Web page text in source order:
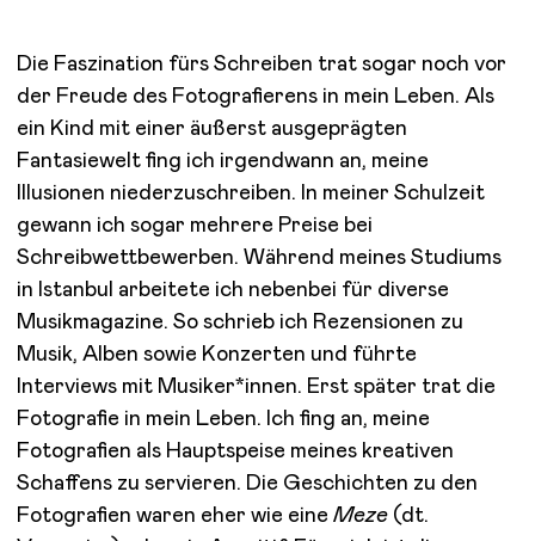
Die Faszination fürs Schreiben trat sogar noch vor
der Freude des Fotografierens in mein Leben. Als
ein Kind mit einer äußerst ausgeprägten
Fantasiewelt fing ich irgendwann an, meine
Illusionen niederzuschreiben. In meiner Schulzeit
gewann ich sogar mehrere Preise bei
Schreibwettbewerben. Während meines Studiums
in Istanbul arbeitete ich nebenbei für diverse
Musikmagazine. So schrieb ich Rezensionen zu
Musik, Alben sowie Konzerten und führte
Interviews mit Musiker*innen. Erst später trat die
Fotografie in mein Leben. Ich fing an, meine
Fotografien als Hauptspeise meines kreativen
Schaffens zu servieren. Die Geschichten zu den
Fotografien waren eher wie eineMeze (dt.